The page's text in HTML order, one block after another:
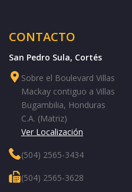
CONTACTO
San Pedro Sula, Cortés
Sobre el Boulevard Villas
Mackay contiguo a Villas
Bugambilia, Honduras
C.A. (Matriz)
Ver Localización
(504) 2565-3434
(504) 2565-3628